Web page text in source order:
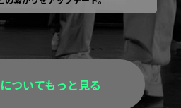
ついてもっと見る